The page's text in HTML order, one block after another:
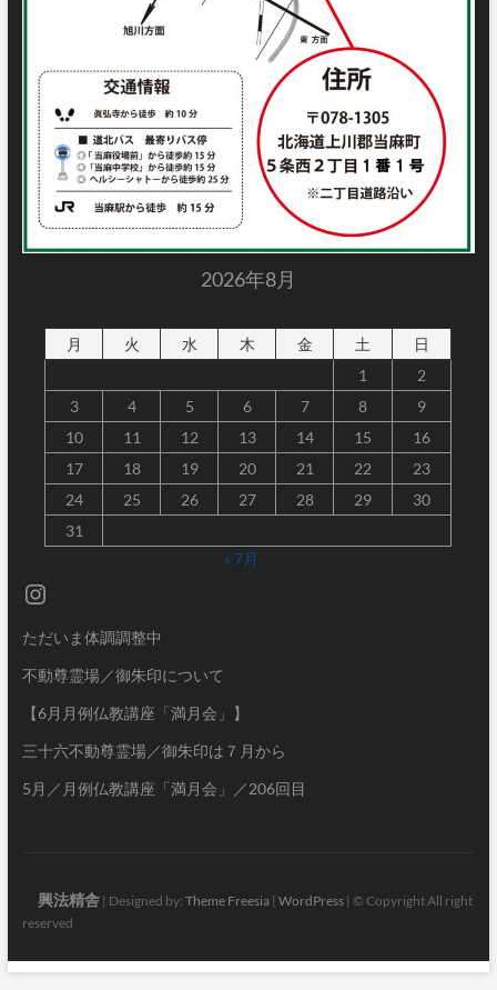
2026年8月
月 火 水 木 金 土
日
1
2
3
4 5 6 7 8
9
10
11 12 13 14 15
16
17
18 19 20 21 22
23
24
25 26 27 28 29
30
31
« 7月
Instagram
ただいま体調調整中
不動尊霊場／御朱印について
【6月月例仏教講座「満月会」】
三十六不動尊霊場／御朱印は７月から
5月／月例仏教講座「満月会」／206回目
興法精舎| Designed by: Theme Freesia| WordPress| © Copyright All right
reserved